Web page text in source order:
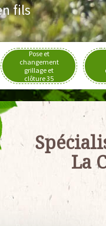
fils
Pose et
changement
grillage et
clôture 35
La